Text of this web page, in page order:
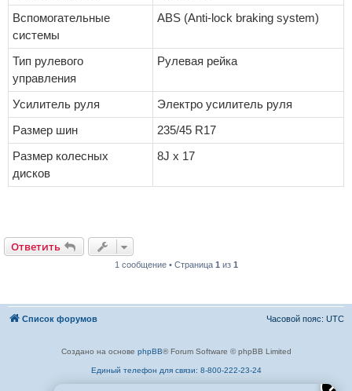
✕
Вспомогательные
системы
ABS (Anti-lock braking system)
Тип рулевого
управления
Рулевая рейка
Усилитель руля
Электро усилитель руля
Размер шин
235/45 R17
Размер колесных
дисков
8J x 17
Ответить
1 сообщение • Страница 1 из 1
Список форумов Часовой пояс: UTC
Создано на основе phpBB® Forum Software © phpBB Limited
Единый телефон для связи: 8-800-222-23-24